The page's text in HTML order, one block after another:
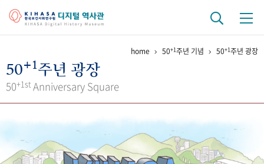
걸어온 길 기관 변천사
키워드로 보는 연구 역사
연구자들
간행물 변천사
home 50+1주년 기념 50+1주년 광장
50+1주년 광장
50+1st Anniversary Square